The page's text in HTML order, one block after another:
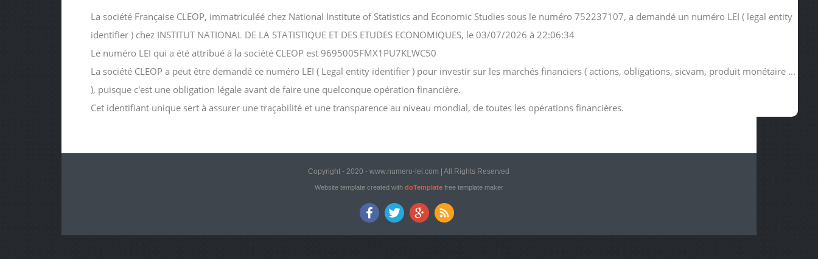
La société Française CLEOP, immatriculéé chez National Institute of Statistics and Economic Studies sous le numéro 752237107, a demandé un numéro LEI ( legal entity
identifier ) chez INSTITUT NATIONAL DE LA STATISTIQUE ET DES ETUDES ECONOMIQUES, le 03/07/2026 à 22:06:34
Le numéro LEI qui a été attribué à la société CLEOP est 9695005FMX1PU7KLWC50
La société CLEOP a peut être demandé ce numéro LEI ( Legal entity identifier ) pour investir sur les marchés financiers ( actions, obligations, sicvam, produit monétaire ...
), puisque c'est une obligation légale avant de faire une quelconque opération financière.
Cet identifiant unique sert à assurer une traçabilité et une transparence au niveau mondial, de toutes les opérations financières.
Copyright - 2020 - www.numero-lei.com | All Rights Reserved
Website template created with doTemplatefree template maker